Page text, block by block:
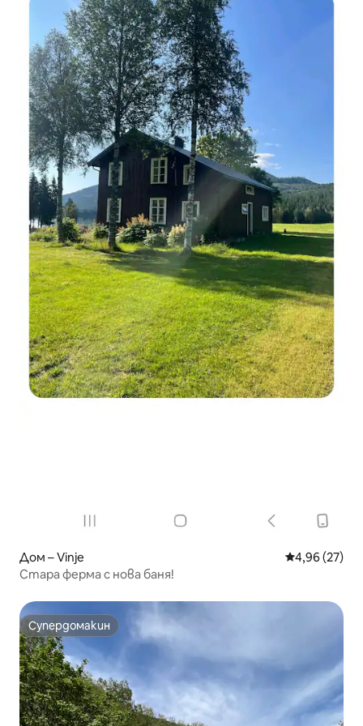
Дом – Vinje Средна
4,96 (27)
Стара ферма с нова баня!
Супердомакин
Супердомакин